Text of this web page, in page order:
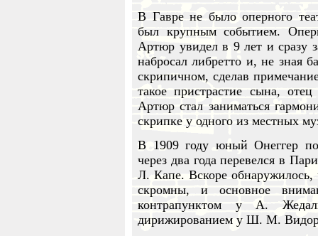
В Гавре не было оперного
был крупным событием.
Артюр увидел в 9 лет и сразу
набросал либретто и, не зная
скрипичном, сделав
такое пристрастие сына,
Артюр стал заниматься
скрипке у одного из местных
В 1909 году юный Онеггер
через два года перевелся в
Л. Капе. Вскоре обнаружилось,
скромны, и основное
контрапунктом у А.
дирижированием у Ш. М.